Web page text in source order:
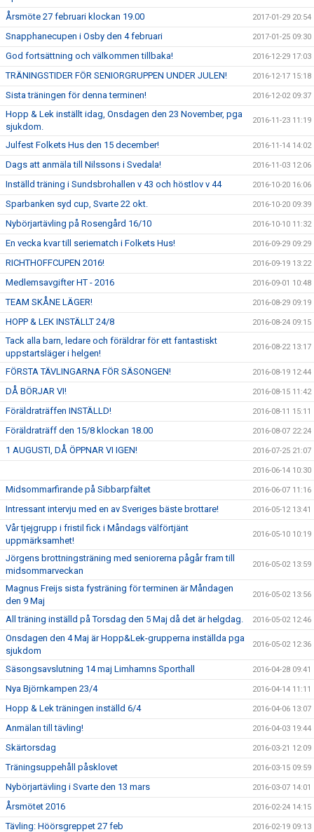
Årsmöte 27 februari klockan 19.00 2017-01-29 20:54
Snapphanecupen i Osby den 4 februari 2017-01-25 09:30
God fortsättning och välkommen tillbaka! 2016-12-29 17:03
TRÄNINGSTIDER FÖR SENIORGRUPPEN UNDER JULEN! 2016-12-17 15:18
Sista träningen för denna terminen! 2016-12-02 09:37
Hopp & Lek inställt idag, Onsdagen den 23 November, pga
sjukdom.
2016-11-23 11:19
Julfest Folkets Hus den 15 december! 2016-11-14 14:02
Dags att anmäla till Nilssons i Svedala! 2016-11-03 12:06
Inställd träning i Sundsbrohallen v 43 och höstlov v 44 2016-10-20 16:06
Sparbanken syd cup, Svarte 22 okt. 2016-10-20 09:39
Nybörjartävling på Rosengård 16/10 2016-10-10 11:32
En vecka kvar till seriematch i Folkets Hus! 2016-09-29 09:29
RICHTHOFFCUPEN 2016! 2016-09-19 13:22
Medlemsavgifter HT - 2016 2016-09-01 10:48
TEAM SKÅNE LÄGER! 2016-08-29 09:19
HOPP & LEK INSTÄLLT 24/8 2016-08-24 09:15
Tack alla barn, ledare och föräldrar för ett fantastiskt
uppstartsläger i helgen!
2016-08-22 13:17
FÖRSTA TÄVLINGARNA FÖR SÄSONGEN! 2016-08-19 12:44
DÅ BÖRJAR VI! 2016-08-15 11:42
Föräldraträffen INSTÄLLD! 2016-08-11 15:11
Föräldraträff den 15/8 klockan 18.00 2016-08-07 22:24
1 AUGUSTI, DÅ ÖPPNAR VI IGEN! 2016-07-25 21:07
2016-06-14 10:30
Midsommarfirande på Sibbarpfältet 2016-06-07 11:16
Intressant intervju med en av Sveriges bäste brottare! 2016-05-12 13:41
Vår tjejgrupp i fristil fick i Måndags välförtjänt
uppmärksamhet!
2016-05-10 10:19
Jörgens brottningsträning med seniorerna pågår fram till
midsommarveckan
2016-05-02 13:59
Magnus Freijs sista fysträning för terminen är Måndagen
den 9 Maj
2016-05-02 13:56
All träning inställd på Torsdag den 5 Maj då det är helgdag. 2016-05-02 12:46
Onsdagen den 4 Maj är Hopp&Lek-grupperna inställda pga
sjukdom
2016-05-02 12:36
Säsongsavslutning 14 maj Limhamns Sporthall 2016-04-28 09:41
Nya Björnkampen 23/4 2016-04-14 11:11
Hopp & Lek träningen inställd 6/4 2016-04-06 13:07
Anmälan till tävling! 2016-04-03 19:44
Skärtorsdag 2016-03-21 12:09
Träningsuppehåll påsklovet 2016-03-15 09:59
Nybörjartävling i Svarte den 13 mars 2016-03-07 14:01
Årsmötet 2016 2016-02-24 14:15
Tävling: Höörsgreppet 27 feb 2016-02-19 09:13